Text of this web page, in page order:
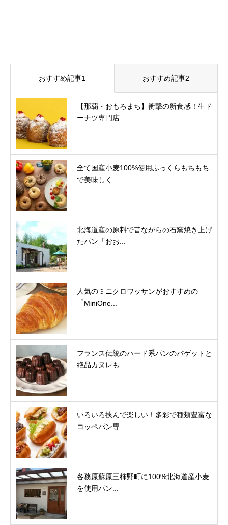
おすすめ記事1 おすすめ記事2
【那覇・おもろまち】衝撃の新食感！生ド
ーナツ専門店...
全て国産小麦100%使用ふっくらもちもち
で美味しく...
北海道産の原料で昔ながらの石窯焼き上げ
たパン「おお...
人気のミニクロワッサンがおすすめの
「MiniOne...
フランス伝統のハード系パンのバゲットと
絶品カヌレも...
いろいろ挟んで楽しい！多彩で種類豊富な
コッペパン専...
各務原蘇原三柿野町に100%北海道産小麦
を使用パン...